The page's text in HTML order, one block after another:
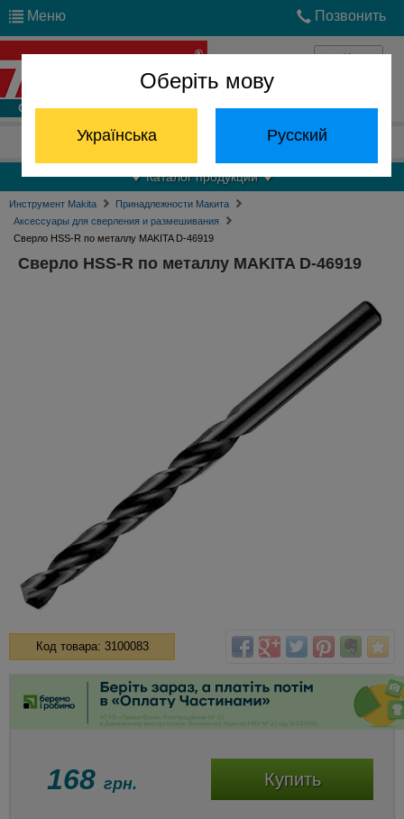
Оберіть мову
Українська Русский
Меню Позвонить
Войти
Отдел запчастей: (068) 824-24-24
Каталог продукции
Инструмент Makita
Принадлежности Макита
Аксессуары для сверления и размешивания
Сверло HSS-R по металлу MAKITA D-46919
Сверло HSS-R по металлу MAKITA D-46919
Код товара: 3100083
168 грн. Купить